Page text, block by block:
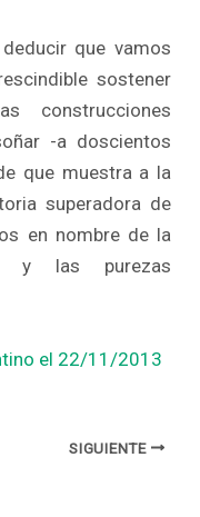
que vamos
sostener
construcciones
-a doscientos
que muestra a la
superadora de
en nombre de la
y las purezas
el 22/11/2013
SIGUIENTE